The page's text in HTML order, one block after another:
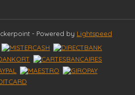
- Powered by Lightspeed